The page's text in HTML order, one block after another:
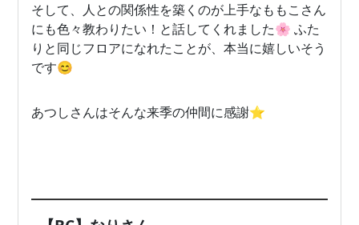
そして、人との関係性を築くのが上手なももこさん
にも色々教わりたい！と話してくれました🌸 ふた
りと同じフロアになれたことが、本当に嬉しいそう
です😊
あつしさんはそんな来季の仲間に感謝⭐️